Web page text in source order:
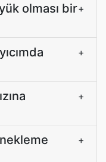
olması bir+
+
+
+